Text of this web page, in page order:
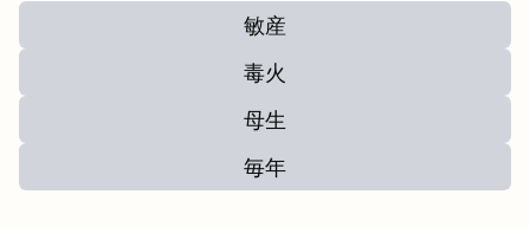
敏産
毒火
母生
毎年